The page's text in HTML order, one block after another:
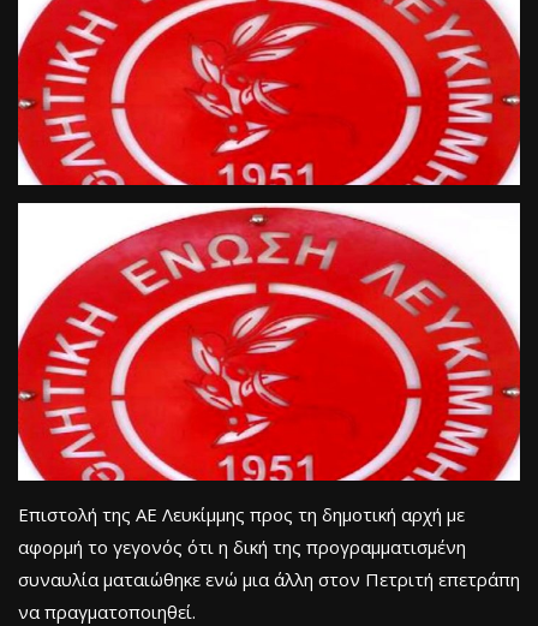
Επιστολή της ΑΕ Λευκίμμης προς τη δημοτική αρχή με
αφορμή το γεγονός ότι η δική της προγραμματισμένη
συναυλία ματαιώθηκε ενώ μια άλλη στον Πετριτή επετράπη
να πραγματοποιηθεί.